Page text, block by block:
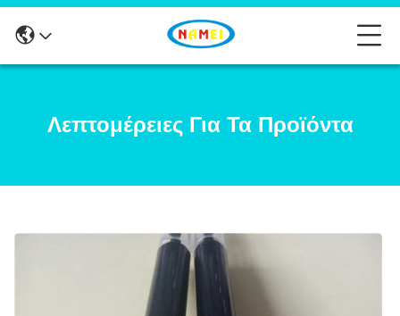
Λεπτομέρειες Για Τα Προϊόντα